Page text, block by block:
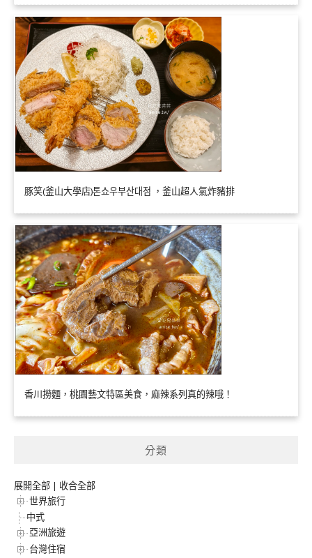
豚笑(釜山大學店)톤쇼우부산대점 ，釜山超人氣炸豬排
香川撈麵，桃園藝文特區美食，麻辣系列真的辣哦！
分類
展開全部 | 收合全部
世界旅行
中式
亞洲旅遊
台灣住宿